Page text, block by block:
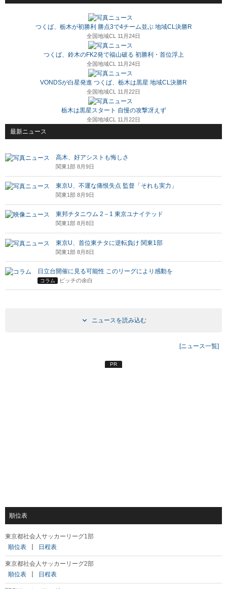
つくば、栃木が初勝利 勝点3で4チーム並ぶ 地域CL決勝R
全国地域CL 11月24日
つくば、鈴木のFK2発で福山破る 初勝利・首位浮上
全国地域CL 11月24日
VONDSが白星発進 つくば、栃木は黒星 地域CL決勝R
全国地域CL 11月22日
栃木は黒星スタート 自慢の攻撃冴えず
全国地域CL 11月22日
最新ニュース
高木、好アシストも悔しさ
関東1部 8月9日
東京U、不運な痛恨失点 監督「それも実力」
関東1部 8月9日
東邦チタニウム 2－1 東京ユナイテッド
関東1部 8月8日
東京U、首位東チタに逆転負け 関東1部
関東1部 8月8日
日立台開催に見る可能性 このリーグにより感動を
コラム ピッチの余白
ニュースを読み込む
[ニュース一覧]
PR
順位表
東京都社会人サッカーリーグ1部
順位表
日程表
東京都社会人サッカーリーグ2部
順位表
日程表